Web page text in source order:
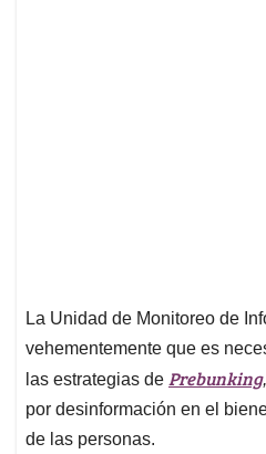
La Unidad de Monitoreo de
vehementemente que es
las estrategias de Prebunking,
por desinformación en el
de las personas.